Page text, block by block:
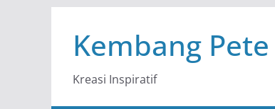
contentKembang Pete
Kreasi Inspiratif